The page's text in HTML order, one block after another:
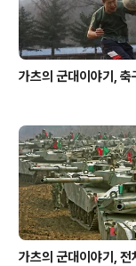
가츠의 군대이야기, 축
가츠의 군대이야기, 전